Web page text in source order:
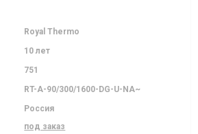
Royal Thermo
10 лет
751
RT-A-90/300/1600-DG-U-NA~
Россия
под заказ